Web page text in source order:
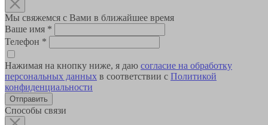
Мы свяжемся с Вами в ближайшее время
Ваше имя *
Телефон *
Нажимая на кнопку ниже, я даю согласие на обработку
персональных данных в соответствии с Политикой
конфиденциальности
Способы связи